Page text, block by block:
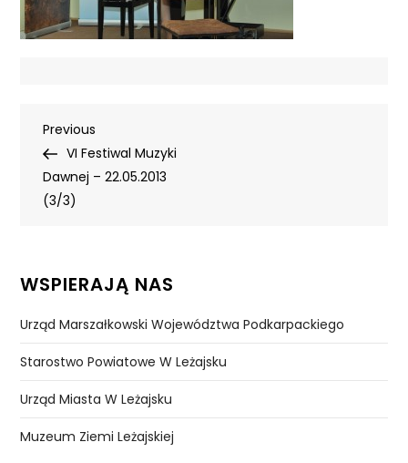
Nawigacja
wpisu
Previous
Post
Previous
VI Festiwal Muzyki
Dawnej – 22.05.2013
(3/3)
WSPIERAJĄ NAS
Urząd Marszałkowski Województwa Podkarpackiego
Starostwo Powiatowe W Leżajsku
Urząd Miasta W Leżajsku
Muzeum Ziemi Leżajskiej